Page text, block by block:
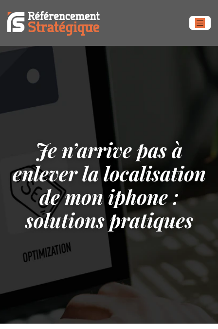
Je n’arrive pas à
enlever la localisation
de mon iphone :
solutions pratiques